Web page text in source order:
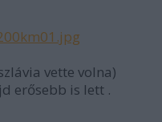
vette volna)
erősebb is lett .